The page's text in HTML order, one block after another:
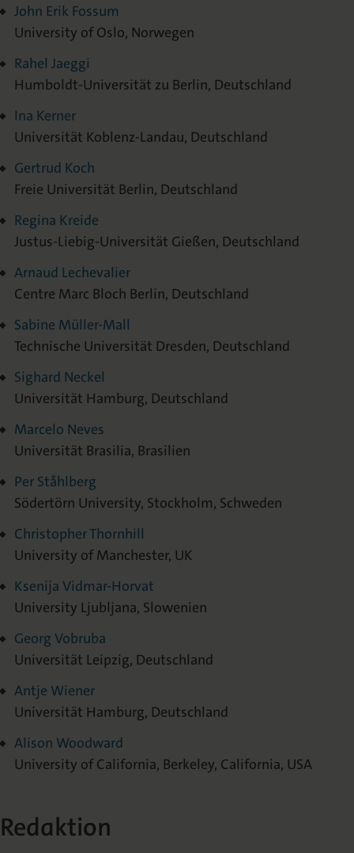
John Erik Fossum
University of Oslo, Norwegen
Rahel Jaeggi
Humboldt-Universität zu Berlin, Deutschland
Ina Kerner
Universität Koblenz-Landau, Deutschland
Gertrud Koch
Freie Universität Berlin, Deutschland
Regina Kreide
Justus-Liebig-Universität Gießen, Deutschland
Arnaud Lechevalier
Centre Marc Bloch Berlin, Deutschland
Sabine Müller-Mall
Technische Universität Dresden, Deutschland
Sighard Neckel
Universität Hamburg, Deutschland
Marcelo Neves
Universität Brasilia, Brasilien
Per Ståhlberg
Södertörn University, Stockholm, Schweden
Christopher Thornhill
University of Manchester, UK
Ksenija Vidmar-Horvat
University Ljubljana, Slowenien
Georg Vobruba
Universität Leipzig, Deutschland
Antje Wiener
Universität Hamburg, Deutschland
Alison Woodward
University of California, Berkeley, California, USA
Redaktion